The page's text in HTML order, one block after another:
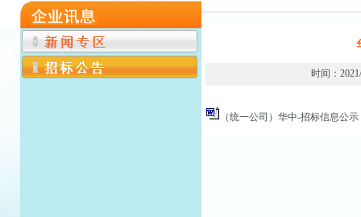
时间：
（统一公司）华中-招标信息公